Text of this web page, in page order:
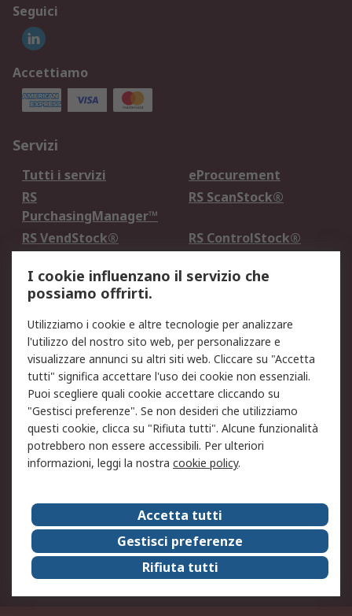
Seguici
Accettiamo
Servizi
Tutti i servizi
eProcurement
RS
PurchasingManager™
RS ScanStock®
RS VendStock®
RS ControlStock®
Legale
Informativa Cookie
Informativa Privacy -
Aggiornata
Email Security
Termini d'uso
Condizioni di vendita
Condizioni generali di
servizio
Etica e responsabilità
Chi Siamo
Chi Siamo
Contattaci
Supporto
ESG
Carriere
RS Group
Press Centre
Discovery: il Blog di RS
I cookie influenzano il servizio che
possiamo offrirti.
Utilizziamo i cookie e altre tecnologie per analizzare
l'utilizzo del nostro sito web, per personalizzare e
visualizzare annunci su altri siti web. Cliccare su "Accetta
tutti" significa accettare l'uso dei cookie non essenziali.
Puoi scegliere quali cookie accettare cliccando su
"Gestisci preferenze". Se non desideri che utilizziamo
questi cookie, clicca su "Rifiuta tutti". Alcune funzionalità
potrebbero non essere accessibili. Per ulteriori
informazioni, leggi la nostra cookie policy.
Accetta tutti
Gestisci preferenze
Rifiuta tutti